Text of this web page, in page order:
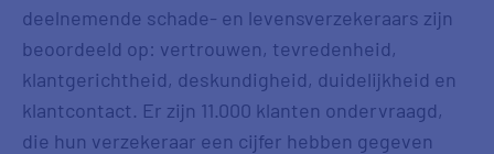
deelnemende schade- en levensverzekeraars zijn
beoordeeld op: vertrouwen, tevredenheid,
klantgerichtheid, deskundigheid, duidelijkheid en
klantcontact. Er zijn 11.000 klanten ondervraagd,
die hun verzekeraar een cijfer hebben gegeven